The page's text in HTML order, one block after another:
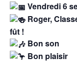
Vendredi 6
Roger,
fût !
Bon son
Bon plaisir